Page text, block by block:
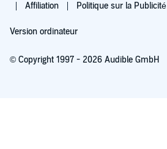
Affiliation Politique sur la Publicité
Version ordinateur
© Copyright 1997 - 2026 Audible GmbH